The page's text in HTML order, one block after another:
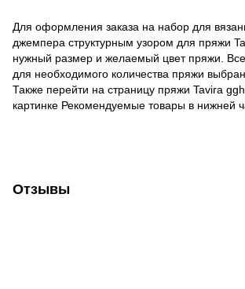
Для оформления заказа на набор для
джемпера структурным узором для пряжи
нужный размер и желаемый цвет пряжи.
для необходимого количества пряжи
Также перейти на страницу пряжи Tavira
картинке Рекомендуемые товары в нижней
Отзывы